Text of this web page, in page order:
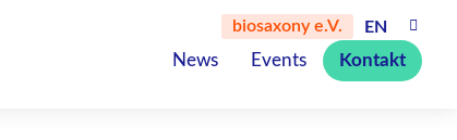
biosaxony e.V. EN
News Events Kontakt